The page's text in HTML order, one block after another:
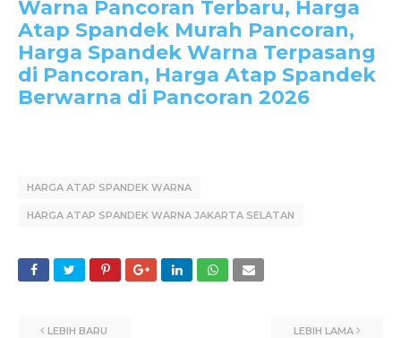
Warna Pancoran Terbaru, Harga
Atap Spandek Murah Pancoran,
Harga Spandek Warna Terpasang
di Pancoran, Harga Atap Spandek
Berwarna di Pancoran 2026
HARGA ATAP SPANDEK WARNA
HARGA ATAP SPANDEK WARNA JAKARTA SELATAN
LEBIH BARU LEBIH LAMA